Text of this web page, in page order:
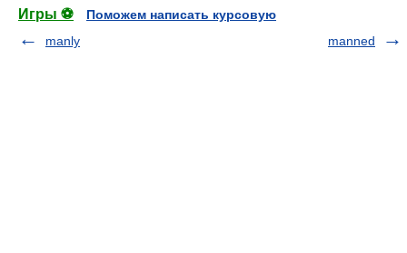
Игры ⚽
Поможем написать курсовую
manly
manned